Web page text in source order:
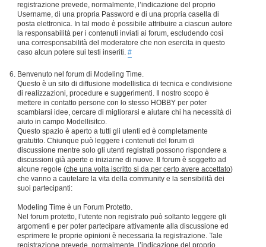
registrazione prevede, normalmente, l’indicazione del proprio
Username, di una propria Password e di una propria casella di
posta elettronica. In tal modo è possibile attribuire a ciascun autore
la responsabilità per i contenuti inviati ai forum, escludendo così
una corresponsabilità del moderatore che non esercita in questo
caso alcun potere sui testi inseriti. #
Benvenuto nel forum di Modeling Time.
Questo è un sito di diffusione modellistica di tecnica e condivisione
di realizzazioni, procedure e suggerimenti. Il nostro scopo è
mettere in contatto persone con lo stesso HOBBY per poter
scambiarsi idee, cercare di migliorarsi e aiutare chi ha necessità di
aiuto in campo Modellisitco.
Questo spazio è aperto a tutti gli utenti ed è completamente
gratutito. Chiunque può leggere i contenuti del forum di
discussione mentre solo gli utenti registrati possono rispondere a
discussioni già aperte o iniziarne di nuove. Il forum è soggetto ad
alcune regole (che una volta iscritto si da per certo avere accettato)
che vanno a cautelare la vita della community e la sensibilità dei
suoi partecipanti:
Modeling Time è un Forum Protetto.
Nel forum protetto, l’utente non registrato può soltanto leggere gli
argomenti e per poter partecipare attivamente alla discussione ed
esprimere le proprie opinioni è necessaria la registrazione. Tale
registrazione prevede, normalmente, l’indicazione del proprio